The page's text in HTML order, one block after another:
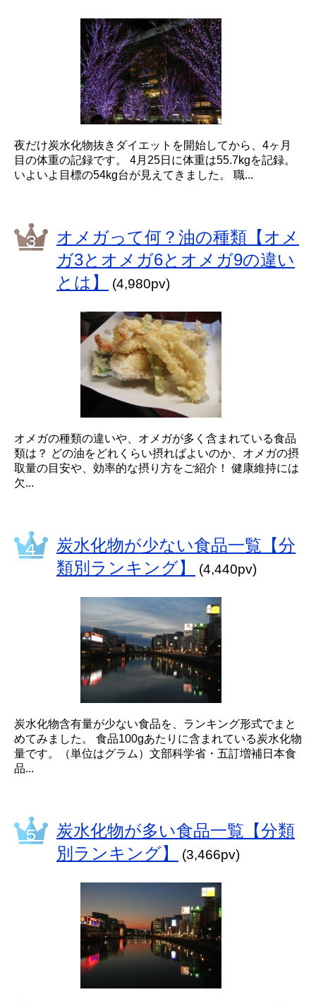
夜だけ炭水化物抜きダイエットを開始してから、4ヶ月
目の体重の記録です。 4月25日に体重は55.7kgを記録。
いよいよ目標の54kg台が見えてきました。 職...
オメガって何？油の種類【オメ
ガ3とオメガ6とオメガ9の違い
とは】
(4,980pv)
オメガの種類の違いや、オメガが多く含まれている食品
類は？ どの油をどれくらい摂ればよいのか、オメガの摂
取量の目安や、効率的な摂り方をご紹介！ 健康維持には
欠...
炭水化物が少ない食品一覧【分
類別ランキング】
(4,440pv)
炭水化物含有量が少ない食品を、ランキング形式でまと
めてみました。 食品100gあたりに含まれている炭水化物
量です。（単位はグラム）文部科学省・五訂増補日本食
品...
炭水化物が多い食品一覧【分類
別ランキング】
(3,466pv)